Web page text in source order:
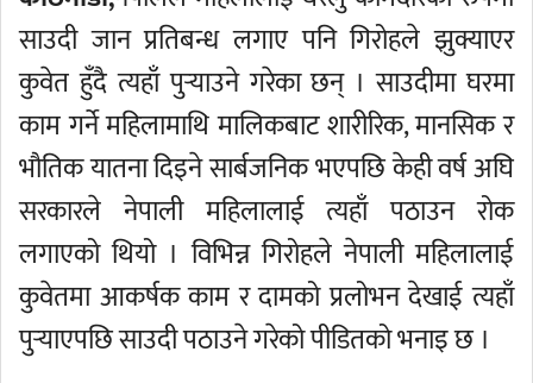
साउदी जान प्रतिबन्ध लगाए पनि गिरोहले झुक्याएर
कुवेत हुँदै त्यहाँ पुर्‍याउने गरेका छन् । साउदीमा घरमा
काम गर्ने महिलामाथि मालिकबाट शारीरिक, मानसिक र
भौतिक यातना दिइने सार्बजनिक भएपछि केही वर्ष अघि
सरकारले नेपाली महिलालाई त्यहाँ पठाउन रोक
लगाएको थियो । विभिन्न गिरोहले नेपाली महिलालाई
कुवेतमा आकर्षक काम र दामको प्रलोभन देखाई त्यहाँ
पुर्‍याएपछि साउदी पठाउने गरेको पीडितको भनाइ छ ।